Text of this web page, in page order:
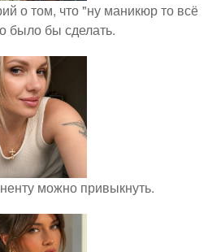
о том, что "ну маникюр то всё
было бы сделать.
можно привыкнуть.